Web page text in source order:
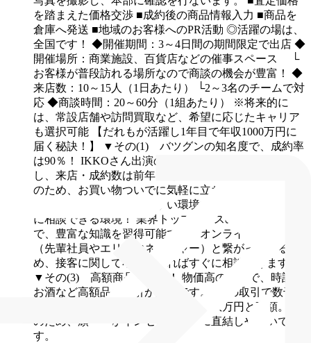
を踏まえた価格交渉 ■成約後の商品情報入力 ■商品を
倉庫へ発送 ■地域のお客様へのPR活動 ◎活躍の場は、
全国です！
◆開催期間：3～4日間の期間限定で出店 ◆
開催場所：商業施設、百貨店などの催事スペース
└
お客様が普段訪れる場所なので商談の機会が豊富！
◆
来店数：10～15人（1日あたり）
└2～3名のチームで対
応 ◆商談時間：20～60分（1組あたり）
※将来的に
は、常設店舗や訪問買取など、希望に応じたキャリア
も選択可能
【だれもが活躍し1年目で年収1000万円に
届く秘訣！】
▼その(1) バツグンの知名度で、成約率
は90％！
IKKOさん出演のTVCMで知名度が急上昇
し、来店・成約数は前年比2倍以上。商業施設での開催
のため、お買い物ついでに気軽に立ち寄る方が多く、
未経験でも成果を出しやすい環境です。
に相談できる環境！
業界トップクラスの品目を扱う中
で、豊富な知識を習得可能です。オンラインで本部
（先輩社員やエリアマネージャー）と繋がっているた
め、接客に関して不安があればすぐに相談できます。
▼その(3) 高額商品の取引！
物価高の影響で、時計や
お酒など高額品の取引が活発です。1度の取引で数千万
円になることもあり、平均単価も十数万円と高額。そ
のため、頑張りがインセンティブに直結しやすいで
す。